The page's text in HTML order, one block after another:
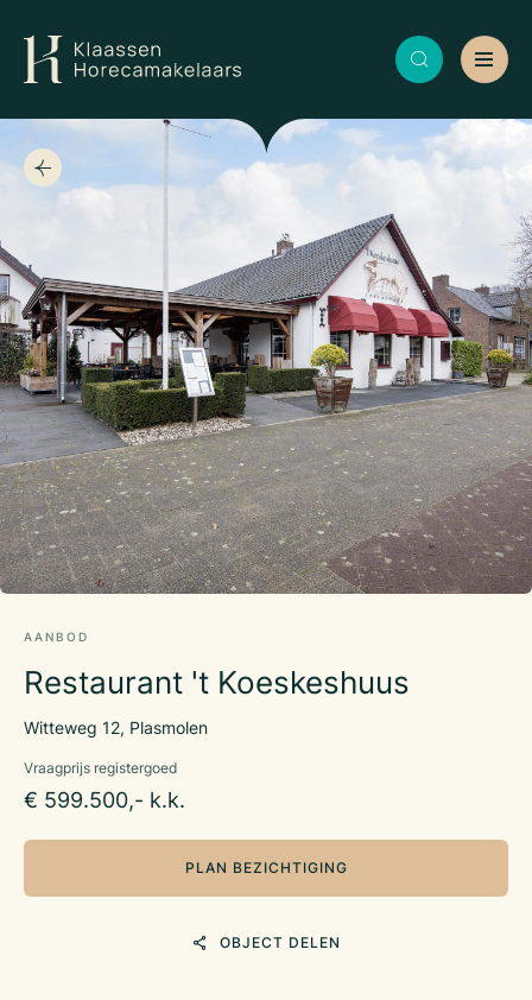
AANBOD
Restaurant 't Koeskeshuus
Witteweg 12, Plasmolen
Vraagprijs registergoed
€ 599.500,- k.k.
PLAN BEZICHTIGING
OBJECT DELEN